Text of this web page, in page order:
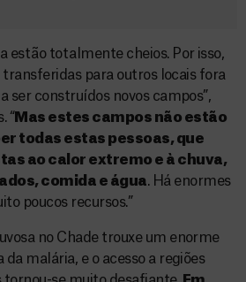
estão totalmente cheios. Por isso,
transferidas para outros locais fora
ser construídos novos campos”,
“ Mas estes campos não estão
todas estas pessoas, que
ao calor extremo e à chuva,
comida e água. Há enormes
poucos recursos.”
no Chade trouxe um enorme
malária, e o acesso a regiões